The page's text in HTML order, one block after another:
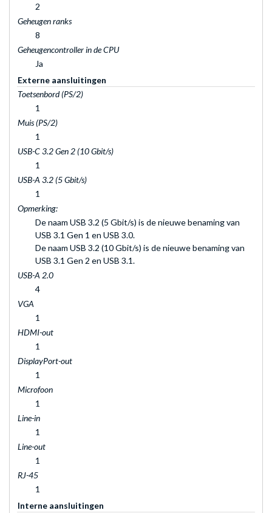
2
Geheugen ranks
8
Geheugencontroller in de CPU
Ja
Externe aansluitingen
Toetsenbord (PS/2)
1
Muis (PS/2)
1
USB-C 3.2 Gen 2 (10 Gbit/s)
1
USB-A 3.2 (5 Gbit/s)
1
Opmerking:
De naam USB 3.2 (5 Gbit/s) is de nieuwe benaming van
USB 3.1 Gen 1 en USB 3.0.
De naam USB 3.2 (10 Gbit/s) is de nieuwe benaming van
USB 3.1 Gen 2 en USB 3.1.
USB-A 2.0
4
VGA
1
HDMI-out
1
DisplayPort-out
1
Microfoon
1
Line-in
1
Line-out
1
RJ-45
1
Interne aansluitingen